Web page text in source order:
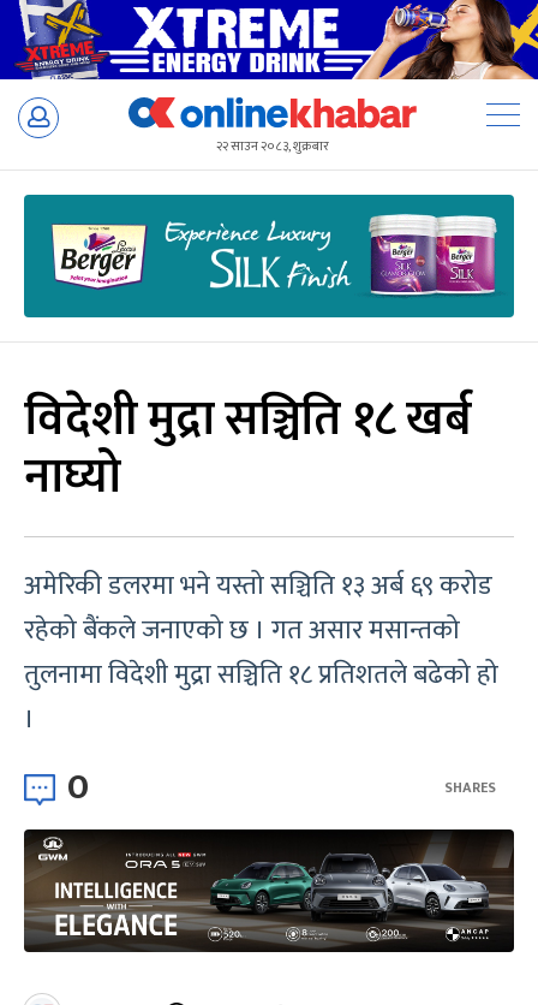
Skip
२२ साउन २०८३, शुक्रबार
विदेशी मुद्रा सञ्चिति १८ खर्ब
नाघ्यो
अमेरिकी डलरमा भने यस्तो सञ्चिति १३ अर्ब ६९ करोड
रहेको बैंकले जनाएको छ । गत असार मसान्तको
तुलनामा विदेशी मुद्रा सञ्चिति १८ प्रतिशतले बढेको हो
।
0 SHARES